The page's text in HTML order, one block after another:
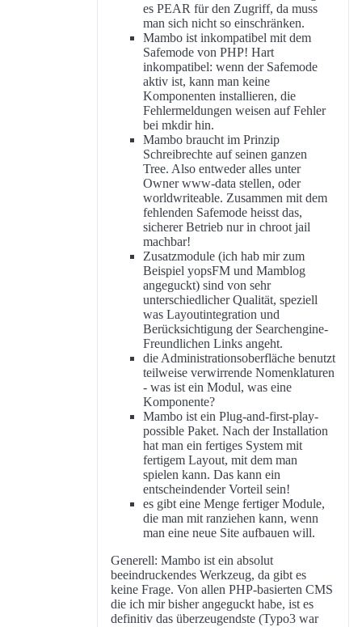
es PEAR für den Zugriff, da muss
man sich nicht so einschränken.
Mambo ist inkompatibel mit dem
Safemode von PHP! Hart
inkompatibel: wenn der Safemode
aktiv ist, kann man keine
Komponenten installieren, die
Fehlermeldungen weisen auf Fehler
bei mkdir hin.
Mambo braucht im Prinzip
Schreibrechte auf seinen ganzen
Tree. Also entweder alles unter
Owner www-data stellen, oder
worldwriteable. Zusammen mit dem
fehlenden Safemode heisst das,
sicherer Betrieb nur in chroot jail
machbar!
Zusatzmodule (ich hab mir zum
Beispiel yopsFM und Mamblog
angeguckt) sind von sehr
unterschiedlicher Qualität, speziell
was Layoutintegration und
Berücksichtigung der Searchengine-
Freundlichen Links angeht.
die Administrationsoberfläche benutzt
teilweise verwirrende Nomenklaturen
- was ist ein Modul, was eine
Komponente?
Mambo ist ein Plug-and-first-play-
possible Paket. Nach der Installation
hat man ein fertiges System mit
fertigem Layout, mit dem man
spielen kann. Das kann ein
entscheindender Vorteil sein!
es gibt eine Menge fertiger Module,
die man mit ranziehen kann, wenn
man eine neue Site aufbauen will.
Generell: Mambo ist ein absolut
beeindruckendes Werkzeug, da gibt es
keine Frage. Von allen PHP-basierten CMS
die ich mir bisher angeguckt habe, ist es
definitiv das überzeugendste (Typo3 war